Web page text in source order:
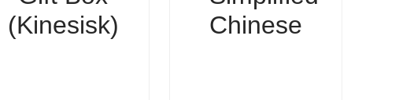
(Kinesisk)
Chinese